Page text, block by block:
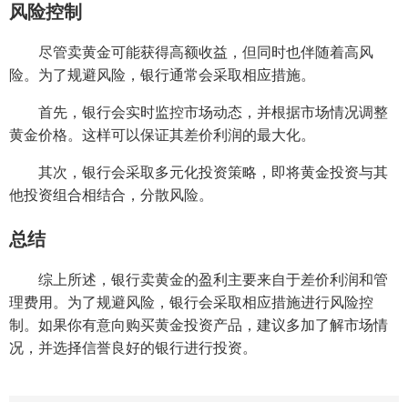
风险控制
尽管卖黄金可能获得高额收益，但同时也伴随着高风
险。为了规避风险，银行通常会采取相应措施。
首先，银行会实时监控市场动态，并根据市场情况调整
黄金价格。这样可以保证其差价利润的最大化。
其次，银行会采取多元化投资策略，即将黄金投资与其
他投资组合相结合，分散风险。
总结
综上所述，银行卖黄金的盈利主要来自于差价利润和管
理费用。为了规避风险，银行会采取相应措施进行风险控
制。如果你有意向购买黄金投资产品，建议多加了解市场情
况，并选择信誉良好的银行进行投资。